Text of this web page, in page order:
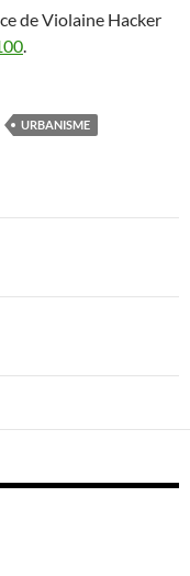
de Violaine Hacker
URBANISME